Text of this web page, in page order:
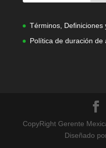
Términos, Definiciones
Política de duración de
CopyRight Gerente
Diseñado